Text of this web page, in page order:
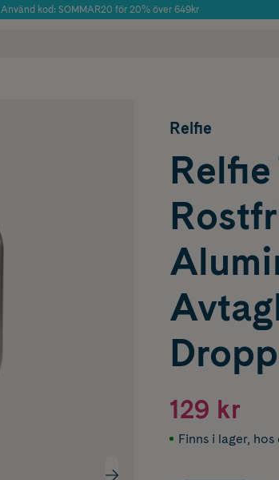
Använd kod: SOMMAR20 för 20% över 649kr
Relfie
129 kr
Finns i lager, hos